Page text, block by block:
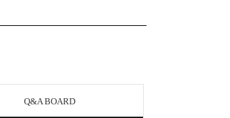
Q&A BOARD